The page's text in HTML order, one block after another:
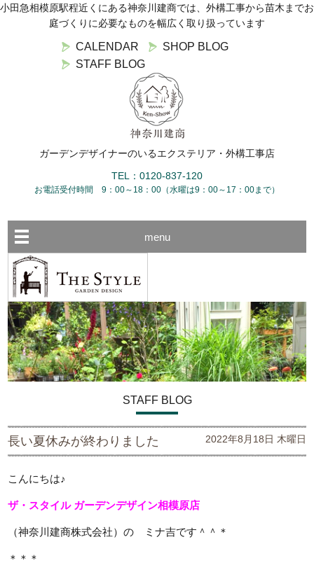
小田急相模原駅程近くにある神奈川建商では、外構工事から苗木までお
庭づくりに必要なものを幅広く取り扱っています
CALENDAR
SHOP BLOG
STAFF BLOG
ガーデンデザイナーのいるエクステリア・外構工事店
TEL：0120-837-120
お電話受付時間 9：00～18：00（水曜は9：00～17：00まで）
menu
STAFF BLOG
長い夏休みが終わりました 2022年8月18日 木曜日
こんにちは♪
ザ・スタイル ガーデンデザイン相模原店
（神奈川建商株式会社）の ミナ吉です＾＾＊
＊＊＊